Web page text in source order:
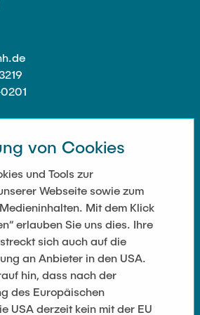
LINKS
von Cookies
und Tools zur
Webseite sowie zum
Mit dem Klick
erlauben Sie uns dies. Ihre
sich auch auf die
an Anbieter in den USA.
hin, dass nach der
des Europäischen
USA derzeit kein mit der EU